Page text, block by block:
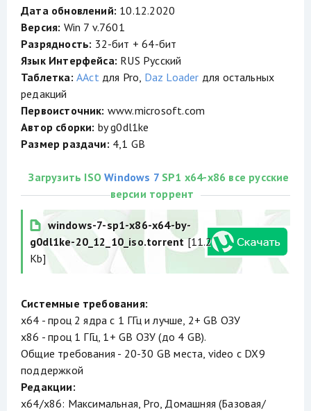
Дата обновлений: 10.12.2020
Версия: Win 7 v.7601
Разрядность: 32-бит + 64-бит
Язык Интерфейса: RUS Русский
Таблетка: AActдля Pro, Daz Loader для остальных
редакций
Первоисточник: www.microsoft.com
Автор сборки: by g0dl1ke
Размер раздачи: 4,1 GB
Загрузить ISOWindows 7SP1 x64-x86 все русские
версии торрент
windows-7-sp1-x86-x64-by-
g0dl1ke-20_12_10_iso.torrent[11.2
Kb]
Системные требования:
х64 - проц 2 ядра с 1 ГГц и лучше, 2+ GB ОЗУ
х86 - проц 1 ГГц, 1+ GB ОЗУ (до 4 GB).
Общие требования - 20-30 GB места, video с DX9
поддержкой
Редакции:
x64/x86: Максимальная, Pro, Домашняя (Базовая/